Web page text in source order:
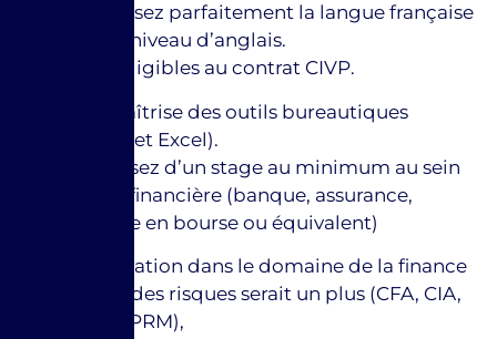
+ Vous maitrisez parfaitement la langue française
avec un bon niveau d’anglais.
+ Vous êtes éligibles au contrat CIVP.
+ Parfaite maîtrise des outils bureautiques
(Powerpoint et Excel).
+ Vous disposez d’un stage au minimum au sein
d’une entité financière (banque, assurance,
intermédiaire en bourse ou équivalent)
+ Une certification dans le domaine de la finance
et la gestion des risques serait un plus (CFA, CIA,
FMVA, FRM, PRM),